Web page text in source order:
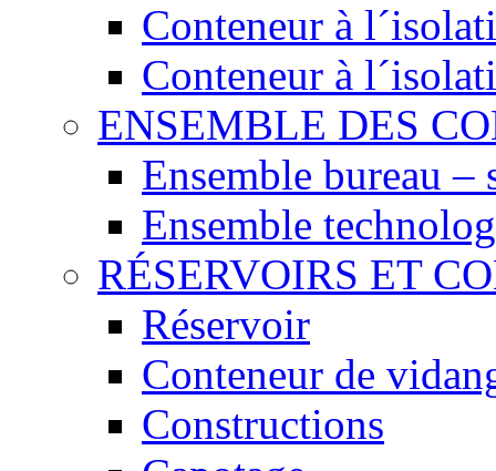
Conteneur à
Conteneur à
ENSEMBLE DES
Ensemble bureau –
Ensemble
RÉSERVOIRS ET
Réservoir
Conteneur de
Constructions